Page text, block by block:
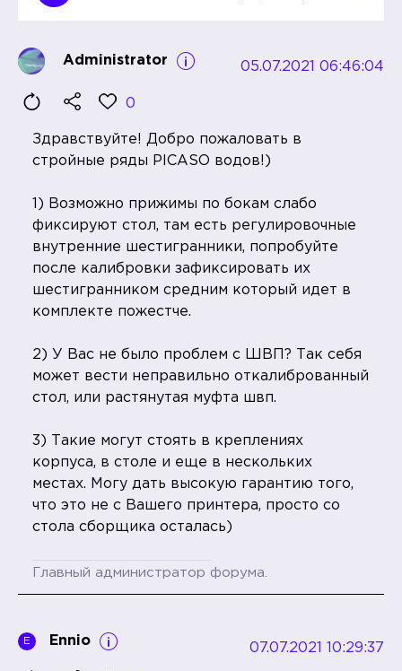
Administrator 05.07.2021 06:46:04
0
Здравствуйте! Добро пожаловать в
стройные ряды PICASO водов!)
1) Возможно прижимы по бокам слабо
фиксируют стол, там есть регулировочные
внутренние шестигранники, попробуйте
после калибровки зафиксировать их
шестигранником средним который идет в
комплекте пожестче.
2) У Вас не было проблем с ШВП? Так себя
может вести неправильно откалиброванный
стол, или растянутая муфта швп.
3) Такие могут стоять в креплениях
корпуса, в столе и еще в нескольких
местах. Могу дать высокую гарантию того,
что это не с Вашего принтера, просто со
стола сборщика осталась)
Главный администратор форума.
E Ennio 07.07.2021 10:29:37